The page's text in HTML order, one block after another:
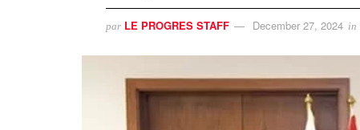
par LE PROGRES STAFF December 27, 2024 in